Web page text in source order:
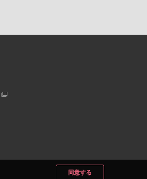
同意する